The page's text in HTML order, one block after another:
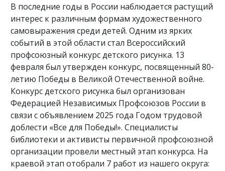
В последние годы в России наблюдается растущий
интерес к различным формам художественного
самовыражения среди детей. Одним из ярких
событий в этой области стал Всероссийский
профсоюзный конкурс детского рисунка. 13
февраля был утвержден конкурс, посвященный 80-
летию Победы в Великой Отечественной войне.
Конкурс детского рисунка был организован
Федерацией Независимых Профсоюзов России в
связи с объявлением 2025 года Годом трудовой
доблести «Все для Победы!». Специалисты
библиотеки и активисты первичной профсоюзной
организации провели местный этап конкурса. На
краевой этап отобрали 7 работ из нашего округа: